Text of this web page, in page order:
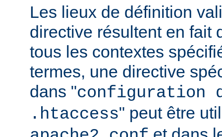
Les lieux de définition
directive résultent en fait
tous les contextes
termes, une directive
dans "configuration
.htaccess" peut être